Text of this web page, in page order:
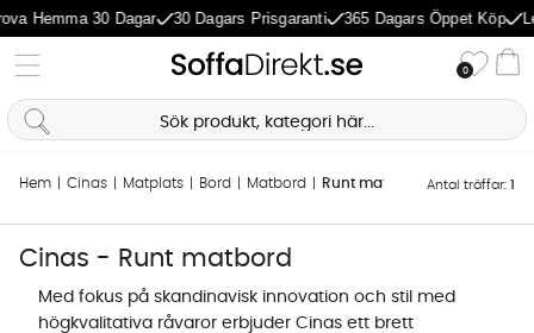
Hemma 30 Dagar 30 Dagars Prisgaranti 365 Dagars Öppet Köp
0
Hem Cinas Matplats Bord Matbord Runt matbord Antal träffar: 1
Cinas - Runt matbord
Med fokus på skandinavisk innovation och stil med
högkvalitativa råvaror erbjuder Cinas ett brett